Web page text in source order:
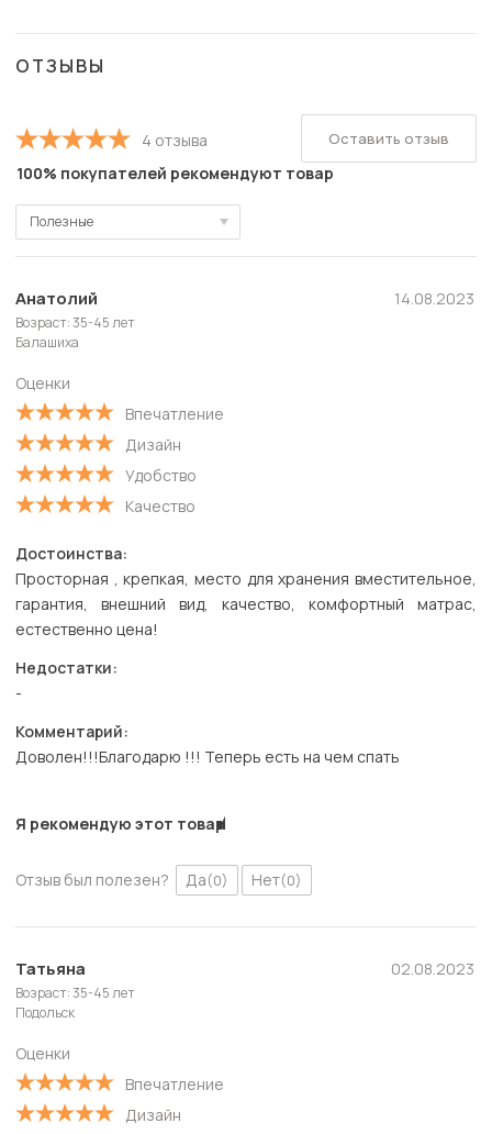
ОТЗЫВЫ
4 отзыва
100% покупателей рекомендуют товар
Полезные
Полезные
Новые
Старые
С низкой оценкой
Анатолий
Возраст: 35-45 лет
Балашиха
Оценки
Впечатление
Дизайн
Удобство
Качество
14.08.2023
Достоинства:
Просторная , крепкая, место для хранения вместительное,
гарантия, внешний вид, качество, комфортный матрас,
естественно цена!
Недостатки:
-
Комментарий:
Доволен!!!Благодарю !!! Теперь есть на чем спать
Я рекомендую этот товар
Отзыв был полезен? Да(0) Нет(0)
Татьяна
Возраст: 35-45 лет
Подольск
Оценки
Впечатление
Дизайн
02.08.2023
Оставить отзыв